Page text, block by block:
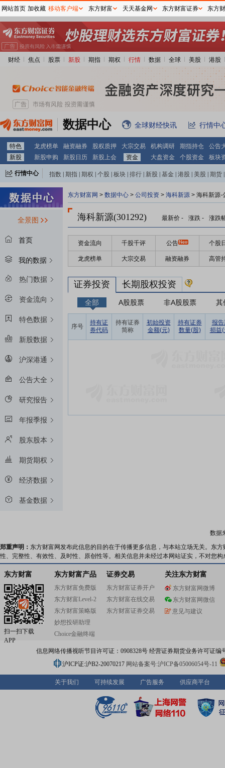
财经 焦点 股票 新股 期指 期权 行情 数据 全球 美股 港股
数据中心 全球财经快讯 行情中
特色 龙虎榜单 融资融券 股权质押 大宗交易 机构调研 期指持仓
公告
新股
新股申购 新股日历 新股上会 资金 大盘资金 个股资金 板块
行情中心 指数 期指 期权 个股 板块 排行 新股 基金 港股 美股 期货
全景图
首页
我的数据
热门数据
资金流向
特色数据
新股数据
沪深港通
公告大全
研究报告
年报季报
股东股本
期货期权
经济数据
基金数据
东方财富网 > 数据中心 > 公司投资 > 海科新源 > 海科新源-
海科新源(301292) 最新价 - 涨跌 - 涨跌
资金流向 千股千评 公告 个股
龙虎榜单 大宗交易 融资融券 高管
证券投资 长期股权投资
全部 A股股票 非A股股票 其
序号
持有证
券代码
持有证券
简称
初始投资
金额(元)
持有证券
数量(股)
报告
损益(
数据
郑重声明： 东方财富网发布此信息的目的在于传播更多信息，与本站立场无关。东
性、完整性、有效性、及时性、原创性等。相关信息并未经过本网站证实，不对您
东方财富
扫一扫下载
APP
东方财富产品
东方财富免费版
东方财富Level-2
东方财富策略版
妙想投研助理
Choice金融终端
证券交易
东方财富证券开户
东方财富在线交易
东方财富证券交易
关注东方财富
东方财富网微博
东方财富网微信
意见与建议
信息网络传播视听节目许可证：0908328号 经营证券期货业务许可证编
沪ICP证:沪B2-20070217 网站备案号:沪ICP备05006054号-11
关于我们 可持续发展 广告服务 供应商平台
网站首页 加收藏 移动客户端 东方财富 天天基金网 东方财富证券 东方